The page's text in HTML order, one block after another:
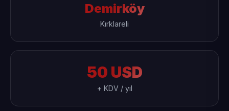
Demirköy
Kırklareli
50 USD
+ KDV / yıl